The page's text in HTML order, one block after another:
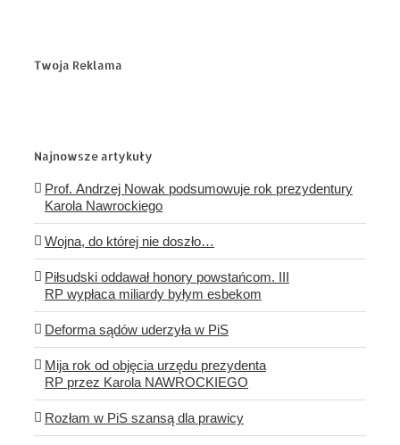
Twoja Reklama
Najnowsze artykuły
Prof. Andrzej Nowak podsumowuje rok prezydentury
Karola Nawrockiego
Wojna, do której nie doszło…
Piłsudski oddawał honory powstańcom. III
RP wypłaca miliardy byłym esbekom
Deforma sądów uderzyła w PiS
Mija rok od objęcia urzędu prezydenta
RP przez Karola NAWROCKIEGO
Rozłam w PiS szansą dla prawicy